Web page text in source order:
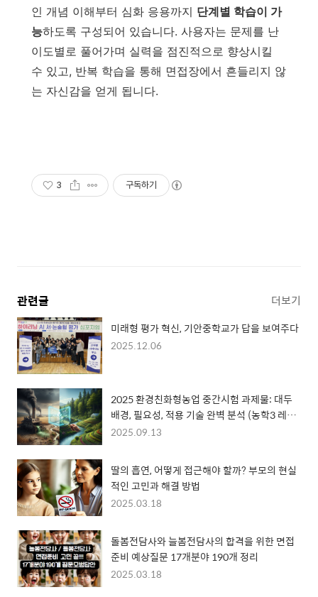
인 개념 이해부터 심화 응용까지 단계별 학습이 가
능하도록 구성되어 있습니다. 사용자는 문제를 난
이도별로 풀어가며 실력을 점진적으로 향상시킬
수 있고, 반복 학습을 통해 면접장에서 흔들리지 않
는 자신감을 얻게 됩니다.
3 구독하기
관련글 더보기
미래형 평가 혁신, 기안중학교가 답을 보여주다
2025.12.06
2025 환경친화형농업 중간시험 과제물: 대두
배경, 필요성, 적용 기술 완벽 분석 (농학3 레포
트 만점 공략)
2025.09.13
딸의 흡연, 어떻게 접근해야 할까? 부모의 현실
적인 고민과 해결 방법
2025.03.18
돌봄전담사와 늘봄전담사의 합격을 위한 면접
준비 예상질문 17개분야 190개 정리
2025.03.18